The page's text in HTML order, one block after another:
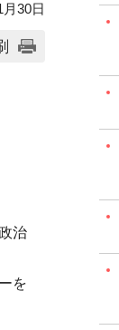
30日
治
を